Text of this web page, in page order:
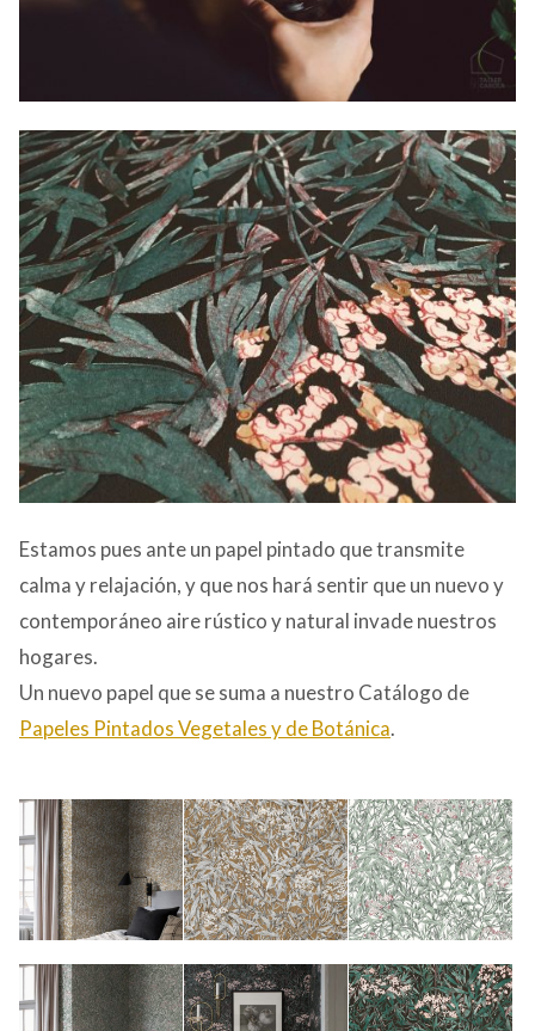
Estamos pues ante un papel pintado que transmite
calma y relajación, y que nos hará sentir que un nuevo y
contemporáneo aire rústico y natural invade nuestros
hogares.
Un nuevo papel que se suma a nuestro Catálogo de
Papeles Pintados Vegetales y de Botánica.